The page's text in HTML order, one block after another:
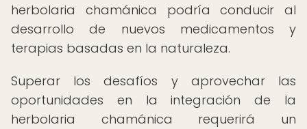
herbolaria chamánica podría conducir al
desarrollo de nuevos medicamentos y
terapias basadas en la naturaleza.
Superar los desafíos y aprovechar las
oportunidades en la integración de la
herbolaria chamánica requerirá un